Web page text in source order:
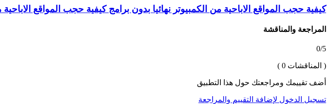
كيفية حجب المواقع الاباحية من الكمبيوتر نهائيا بدون برامج كيفية حجب المواقع
المراجعة والمناقشة
0/5
( المناقشات 0 )
أضف تقييمك ومراجعتك حول هذا التطبيق
تسجيل الدخول لإضافة التقييم والمراجعة